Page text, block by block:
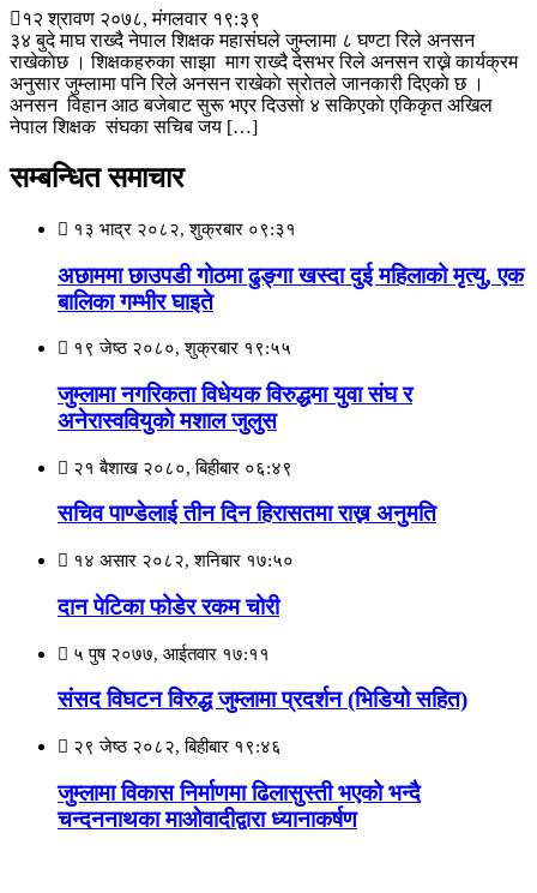
१२ श्रावण २०७८, मंगलवार १९:३९
३४ बुदे माघ राख्दै नेपाल शिक्षक महासंघले जुम्लामा ८ घण्टा रिले अनसन
राखेकाेछ । शिक्षकहरुका साझा माग राख्दै देसभर रिले अनसन राख्ने कार्यक्रम
अनुसार जुम्लामा पनि रिले अनसन राखेकाे स्राेतले जानकारी दिएकाे छ ।
अनसन विहान आठ बजेबाट सुरू भएर दिउसाे ४ सकिएकाे एकिकृत अखिल
नेपाल शिक्षक संघका सचिब जय […]
सम्बन्धित समाचार
१३ भाद्र २०८२, शुक्रबार ०९:३१
अछाममा छाउपडी गोठमा ढुङ्गा खस्दा दुई महिलाको मृत्यु, एक
बालिका गम्भीर घाइते
१९ जेष्ठ २०८०, शुक्रबार १९:५५
जुम्लामा नगरिकता विधेयक विरुद्धमा युवा संघ र
अनेरास्ववियुकाे मशाल जुलुस
२१ बैशाख २०८०, बिहीबार ०६:४९
सचिव पाण्डेलाई तीन दिन हिरासतमा राख्न अनुमति
१४ असार २०८२, शनिबार १७:५०
दान पेटिका फोडेर रकम चोरी
५ पुष २०७७, आईतवार १७:११
संसद विघटन विरुद्ध जुम्लामा प्रदर्शन (भिडियो सहित)
२९ जेष्ठ २०८२, बिहीबार १९:४६
जुम्लामा विकास निर्माणमा ढिलासुस्ती भएको भन्दै
चन्दननाथका माओवादीद्वारा ध्यानाकर्षण